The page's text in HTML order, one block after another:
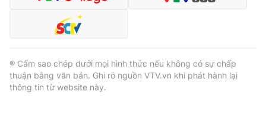
® Cấm sao chép dưới mọi hình thức nếu không có sự chấp
thuận bằng văn bản. Ghi rõ nguồn VTV.vn khi phát hành lại
thông tin từ website này.